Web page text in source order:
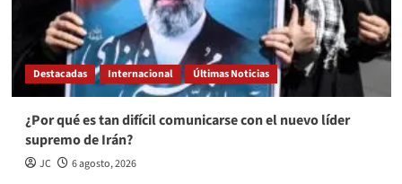
Destacadas Internacional Últimas Noticias
¿Por qué es tan difícil comunicarse con el nuevo líder
supremo de Irán?
JC 6 agosto, 2026